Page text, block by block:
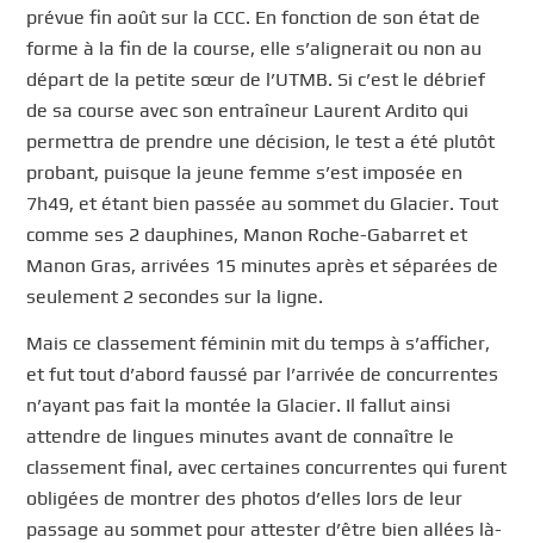
prévue fin août sur la CCC. En fonction de son état de
forme à la fin de la course, elle s’alignerait ou non au
départ de la petite sœur de l’UTMB. Si c’est le débrief
de sa course avec son entraîneur Laurent Ardito qui
permettra de prendre une décision, le test a été plutôt
probant, puisque la jeune femme s’est imposée en
7h49, et étant bien passée au sommet du Glacier. Tout
comme ses 2 dauphines, Manon Roche-Gabarret et
Manon Gras, arrivées 15 minutes après et séparées de
seulement 2 secondes sur la ligne.
Mais ce classement féminin mit du temps à s’afficher,
et fut tout d’abord faussé par l’arrivée de concurrentes
n’ayant pas fait la montée la Glacier. Il fallut ainsi
attendre de lingues minutes avant de connaître le
classement final, avec certaines concurrentes qui furent
obligées de montrer des photos d’elles lors de leur
passage au sommet pour attester d’être bien allées là-